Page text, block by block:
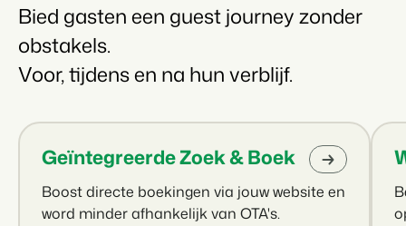
Bied gasten een guest journey zonder
obstakels.
Voor, tijdens en na hun verblijf.
Geïntegreerde Zoek & Boek
Boost directe boekingen via jouw website en
word minder afhankelijk van OTA's.